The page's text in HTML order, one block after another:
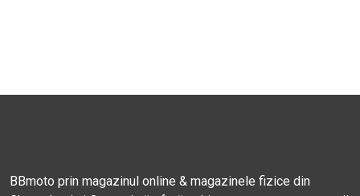
BBmoto prin magazinul online & magazinele fizice din